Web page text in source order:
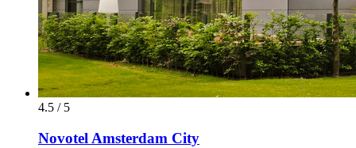
4.5 / 5
Novotel Amsterdam City